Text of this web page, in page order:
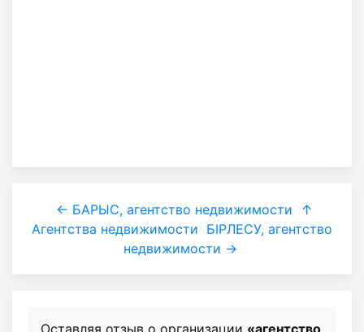
← БАРЫС, агентство недвижимости
↑
Агентства недвижимости БIРЛЕСУ, агентство
недвижимости →
Оставляя отзыв о организации «агентство